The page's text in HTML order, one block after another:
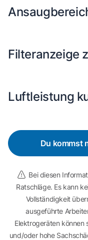
Filteranzeige
Luftleistung
Du kommst
Bei diesen
Ratschläge. Es kann
Vollständigkeit
ausgeführte
Elektrogeräten können
und/oder hohe